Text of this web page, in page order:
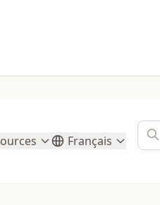
Français